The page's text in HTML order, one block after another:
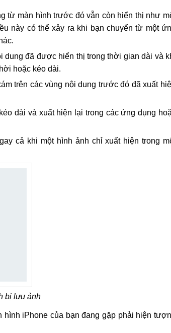
từ màn hình trước đó vẫn còn hiển thị như
này có thể xảy ra khi bạn chuyển từ một
dung đã được hiển thị trong thời gian dài và
hoặc kéo dài.
trên các vùng nội dung trước đó đã xuất
dài và xuất hiện lại trong các ứng dụng
cả khi một hình ảnh chỉ xuất hiện trong
bị lưu ảnh
hình iPhone của bạn đang gặp phải hiện